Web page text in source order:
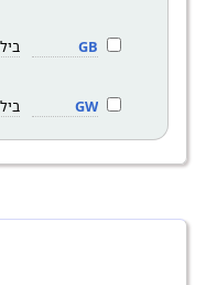
GB
GW